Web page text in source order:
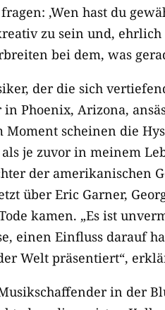
‚Wen hast du
zu sein und, ehrlich
bei dem, was
der die sich
Phoenix, Arizona,
Moment scheinen die
je zuvor in meinem
der amerikanischen
über Eric Garner,
kamen. „Es ist
einen Einfluss darauf
Welt präsentiert“,
in der